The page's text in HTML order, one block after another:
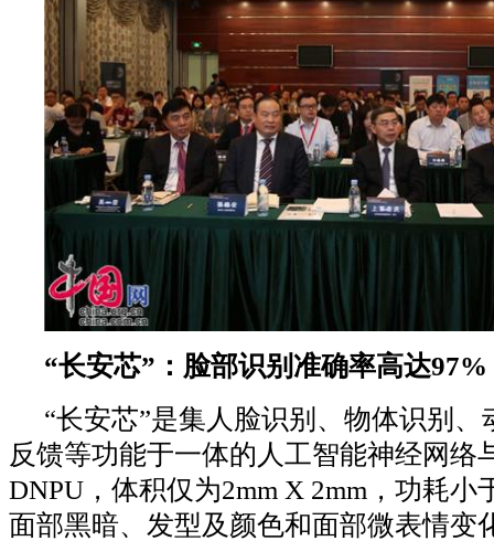
“长安芯”：脸部识别准确率高达97%
“长安芯”是集人脸识别、物体识别、
反馈等功能于一体的人工智能神经网络
DNPU，体积仅为2mm X 2mm，功耗小
面部黑暗、发型及颜色和面部微表情变